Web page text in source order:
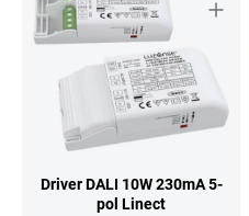
Driver DALI 10W 230mA 5-
pol Linect